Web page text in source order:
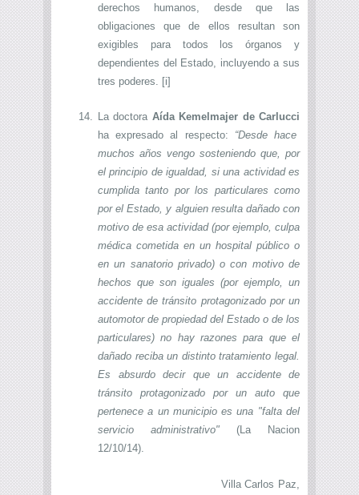
derechos humanos, desde que las
obligaciones que de ellos resultan son
exigibles para todos los órganos y
dependientes del Estado, incluyendo a sus
tres poderes. [i]
14. La doctora Aída Kemelmajer de Carlucci
ha expresado al respecto: “Desde hace
muchos años vengo sosteniendo que, por
el principio de igualdad, si una actividad es
cumplida tanto por los particulares como
por el Estado, y alguien resulta dañado con
motivo de esa actividad (por ejemplo, culpa
médica cometida en un hospital público o
en un sanatorio privado) o con motivo de
hechos que son iguales (por ejemplo, un
accidente de tránsito protagonizado por un
automotor de propiedad del Estado o de los
particulares) no hay razones para que el
dañado reciba un distinto tratamiento legal.
Es absurdo decir que un accidente de
tránsito protagonizado por un auto que
pertenece a un municipio es una "falta del
servicio administrativo" (La Nacion
12/10/14).
Villa Carlos Paz,